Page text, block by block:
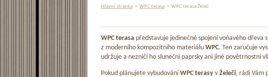
Hlavní stránka > WPC terasa > WPC terasa Želeč
WPC terasa představuje jedinečné spojení voňavého dřeva
z moderního kompozitního materiálu WPC. Ten zaručuje
udržuje a nezničí ho sluneční paprsky ani jiné povětrnostní
Pokud plánujete vybudování WPC terasy v Želeči, rádi Vám